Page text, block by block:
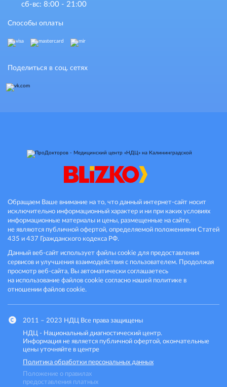
сб-вс: 8:00 - 21:00
Способы оплаты
Поделиться в соц. сетях
Обращаем Ваше внимание на то, что данный интернет-сайт носит
исключительно информационный характер и ни при каких условиях
информационные материалы и цены, размещенные на сайте,
не являются публичной офертой, определяемой положениями Статей
435 и 437 Гражданского кодекса РФ.
Данный веб-сайт использует файлы cookie для предоставления
сервисов и улучшения взаимодействия с пользователем. Продолжая
просмотр веб-сайта, Вы автоматически соглашаетесь
на использование файлов cookie согласно нашей политике в
отношении файлов cookie.
2011 – 2023 НДЦ Все права защищены
НДЦ - Национальный диагностический центр.
Информация не является публичной офертой, окончательные
цены уточняйте в центре
Политика обработки персональных данных
Положение о правилах
предоставления платных